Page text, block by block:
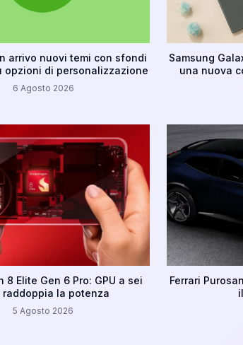
arrivo nuovi temi con sfondi
opzioni di personalizzazione
6 Agosto 2026
Samsung
una nuova
8 Elite Gen 6 Pro: GPU a sei
raddoppia la potenza
5 Agosto 2026
Ferrari